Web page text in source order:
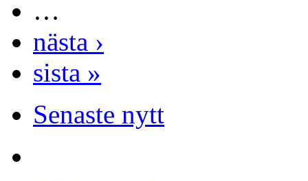
…
nästa ›
sista »
Senaste nytt